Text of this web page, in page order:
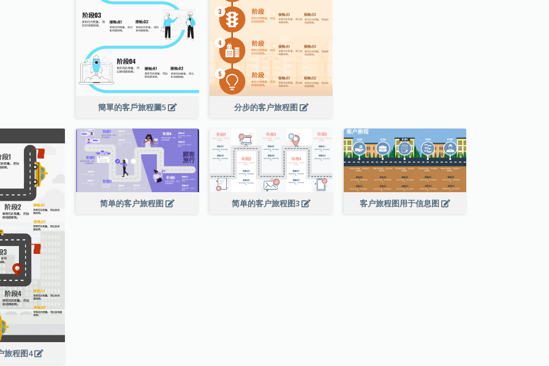
簡單的客戶旅程圖5 分步的客户旅程图
旅程图4
简单的客户旅程图 简单的客户旅程图3 客户旅程图用于信息图